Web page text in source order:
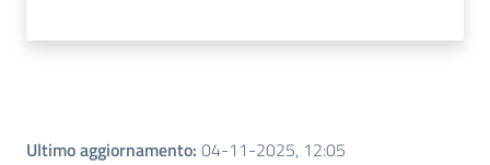
Ultimo aggiornamento: 04-11-2025, 12:05